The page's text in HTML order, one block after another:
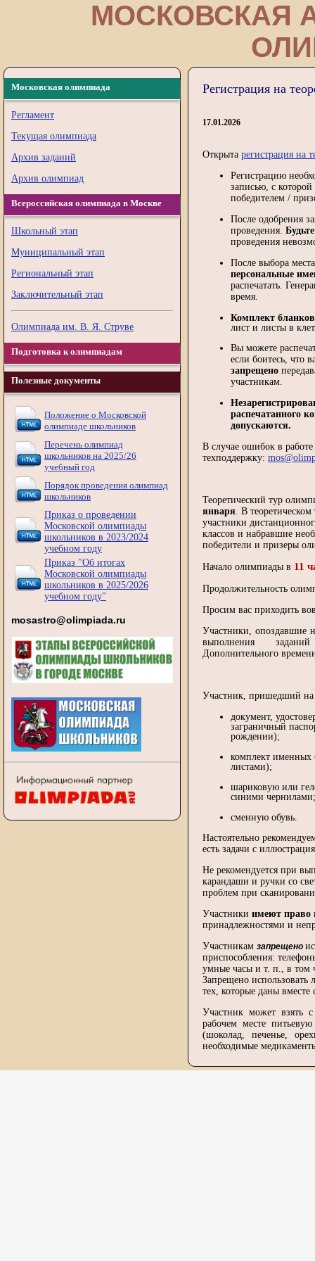
МОСКОВСКАЯ
Московская олимпиада
Регламент
Текущая олимпиада
Архив заданий
Архив олимпиад
Всероссийская олимпиада в Москве
Школьный этап
Муниципальный этап
Региональный этап
Заключительный этап
Олимпиада им. В. Я. Струве
Подготовка к олимпиадам
Полезные документы
Положение о Московской
олимпиаде школьников
Перечень олимпиад
школьников на 2025/26
учебный год
Порядок проведения олимпиад
школьников
Приказ о проведении
Московской олимпиады
школьников в 2023/2024
учебном году
Приказ "Об итогах
Московской олимпиады
школьников в 2025/2026
учебном году"
mosastro@olimpiada.ru
Регистрация на
17.01.2026
Открыта регистрация на
Регистрацию
записью, с
победителем /
После одобрения
проведения.
проведения
После выбора
персональные
распечатать.
время.
Комплект
лист и листы в
Вы можете
если боитесь, что
запрещено
участникам.
распечатанного
допускаются.
В случае ошибок в
техподдержку:
Теоретический тур
января. В теоретическом
участники
классов и набравшие
победители и призеры
Начало олимпиады в 11
Продолжительность
Просим вас приходить
Участники, опоздавшие
выполнения
Дополнительного
Участник, пришедший
документ,
заграничный
рождении);
комплект именных
листами);
шариковую или
синими чернилами;
сменную обувь.
Настоятельно
есть задачи с
Не рекоменду­ется при
карандаши и ручки со
проблем при
Участники имеют право
принадлежностями и
Участникам запрещено
приспособления:
умные часы и т. п., в том
Запрещено
тех, которые даны вместе
Участник может взять
рабочем месте
(шоколад, печенье,
необходимые